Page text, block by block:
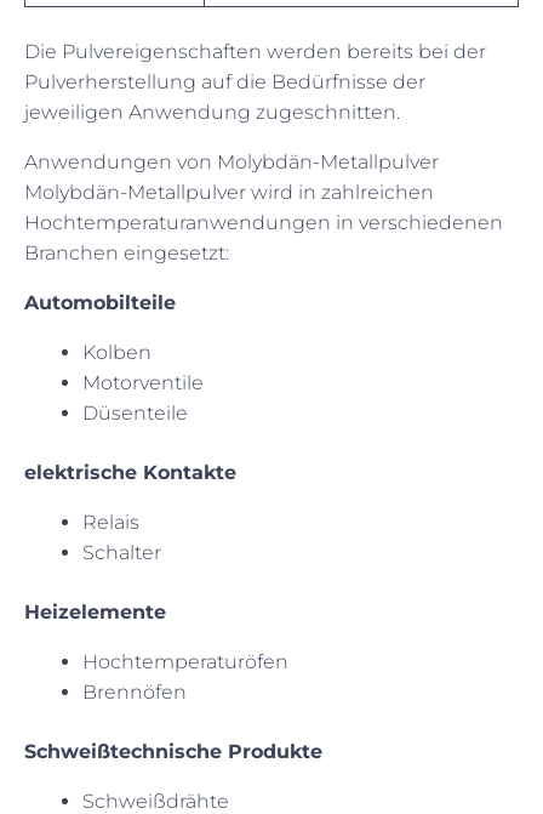
Die Pulvereigenschaften werden bereits bei der
Pulverherstellung auf die Bedürfnisse der
jeweiligen Anwendung zugeschnitten.
Anwendungen von Molybdän-Metallpulver
Molybdän-Metallpulver wird in zahlreichen
Hochtemperaturanwendungen in verschiedenen
Branchen eingesetzt:
Automobilteile
Kolben
Motorventile
Düsenteile
elektrische Kontakte
Relais
Schalter
Heizelemente
Hochtemperaturöfen
Brennöfen
Schweißtechnische Produkte
Schweißdrähte